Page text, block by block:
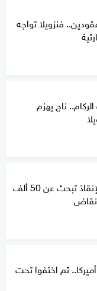
فنزويلا تواجه
الركام.. ناج يهزم
فنزويلا.. فرق الإنقاذ تبحث عن 50 ألف
ثم اختفوا تحت